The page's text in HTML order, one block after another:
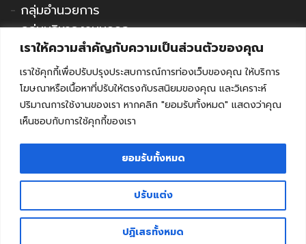
เราให้ความสำคัญกับความเป็นส่วนตัวของคุณ
เราใช้คุกกี้เพื่อปรับปรุงประสบการณ์การท่องเว็บของคุณ ให้บริการ
โฆษณาหรือเนื้อหาที่ปรับให้ตรงกับรสนิยมของคุณ และวิเคราะห์
ปริมาณการใช้งานของเรา หากคลิก "ยอมรับทั้งหมด" แสดงว่าคุณ
เห็นชอบกับการใช้คุกกี้ของเรา
ปรับแต่ง
ปฏิเสธทั้งหมด
ยอมรับทั้งหมด
- กลุ่มอำนวยการ
-กลุ่มบริหารงานบุคคล
กลุ่มนโยบายและแผน
-กลุ่มนิเทศติดตามและประเมินผล
-กลุ่มพัฒนาการศึกษา
-กลุ่มส่งเสริมการศึกษาเอกชน
-กลุ่มกิจการลูกเสือฯ
-หน่วยตรวจสอบภายใน
คุรุสภาจังหวัดลพบุรี
Facebook Youtube
ติดต่อ สำนักงานศึกษาธิการจังหวัดลพบุรี